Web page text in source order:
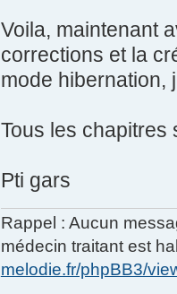
Voila, maintenant
corrections et la
mode hibernation,
Tous les
Pti gars
Rappel : Aucun
médecin traitant est
melodie.fr/phpBB3/